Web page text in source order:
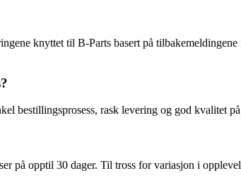
knyttet til B-Parts basert på
bestillingsprosess, rask levering og god kvalitet
på opptil 30 dager. Til tross for variasjon i